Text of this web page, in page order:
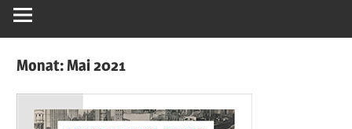
Monat:Mai 2021